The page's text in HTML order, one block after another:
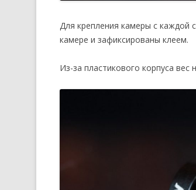
Для крепления камеры с каждой
камере и зафиксированы клеем.
Из-за пластикового корпуса